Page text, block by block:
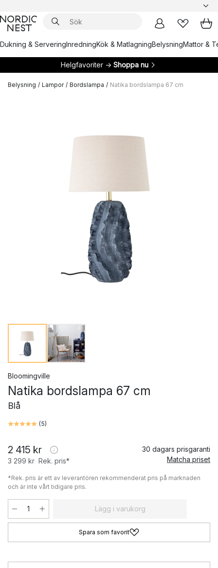
Dukning & ServeringInredningKök & MatlagningBelysningMattor &
Helgfavoriter → Shoppa nu
Belysning / Lampor / Bordslampa / Natika bordslampa 67 cm
Bloomingville
Natika bordslampa 67 cm
Blå
(5)
2 415 kr
3 299 kr Rek. pris*
30 dagars prisgaranti
Matcha priset
*Rek. pris är ett av leverantören rekommenderat pris på marknaden
och är inte vårt tidigare pris.
Lägg i varukorg
Spara som favorit